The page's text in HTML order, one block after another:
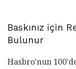
Baskınız için
Bulunur
Hasbro'nun